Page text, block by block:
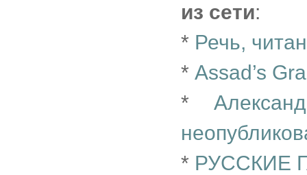
из сети:
* Речь,
* Assad’s
*
* РУССКИЕ